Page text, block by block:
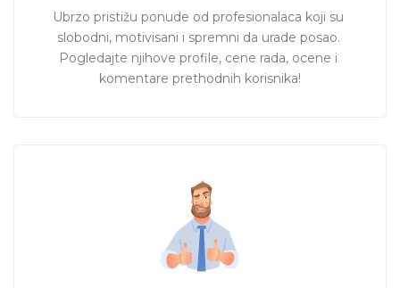
Ubrzo pristižu ponude od profesionalaca koji su
slobodni, motivisani i spremni da urade posao.
Pogledajte njihove profile, cene rada, ocene i
komentare prethodnih korisnika!